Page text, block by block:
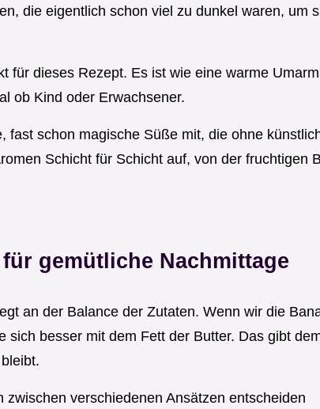
die eigentlich schon viel zu dunkel waren, um
für dieses Rezept. Es ist wie eine warme
ob Kind oder Erwachsener.
fast schon magische Süße mit, die ohne
Schicht für Schicht auf, von der fruchtigen
gemütliche Nachmittage
an der Balance der Zutaten. Wenn wir die
sich besser mit dem Fett der Butter. Das gibt
verschiedenen Ansätzen entscheiden